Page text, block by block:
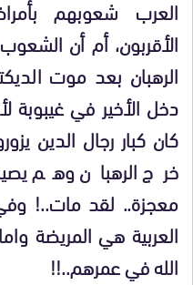
العرب شعوبهم
الأقربون، أم أن
الرهبان بعد موت
دخل الأخير في غيبوبة
كان كبار رجال الدين
خرج الرهبان وهم
معجزة.. لقد مات..!
العربية هي المريضة
الله في عمرهم..!!